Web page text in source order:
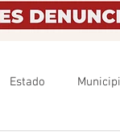
Estado